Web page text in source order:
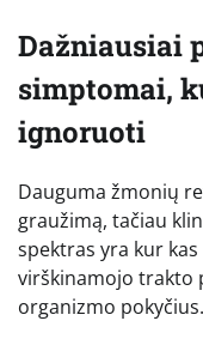
Dažniausiai
simptomai,
ignoruoti
Dauguma žmonių
graužimą, tačiau
spektras yra kur
virškinamojo trakto
organizmo pokyčius.